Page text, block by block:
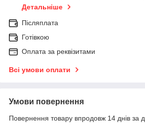
Детальніше
Післяплата
Готівкою
Оплата за реквізитами
Всі умови оплати
Умови повернення
Повернення товару впродовж 14 днів за